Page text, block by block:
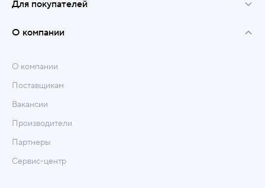
Для покупателей
О компании
О компании
Поставщикам
Вакансии
Производители
Партнеры
Сервис-центр